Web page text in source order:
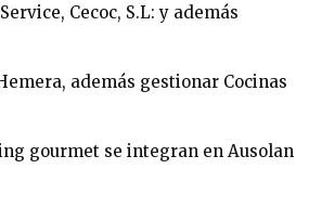
Cecoc, S.L: y además
además gestionar Cocinas
gourmet se integran en Ausolan